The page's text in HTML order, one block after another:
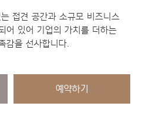
접견 공간과 소규모 비즈니스
어 있어 기업의 가치를 더하는
감을 선사합니다.
예약하기